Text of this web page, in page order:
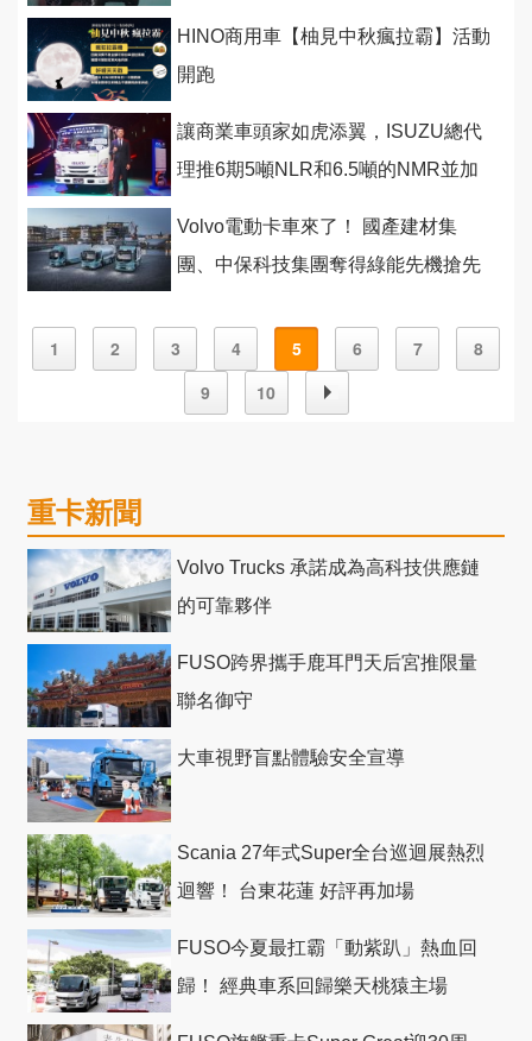
HINO商用車【柚見中秋瘋拉霸】活動
開跑
讓商業車頭家如虎添翼，ISUZU總代
理推6期5噸NLR和6.5噸的NMR並加
Volvo電動卡車來了！ 國產建材集
團、中保科技集團奪得綠能先機搶先
1 2 3 4 5 6 7
8
9
10
重卡新聞
Volvo Trucks 承諾成為高科技供應鏈
的可靠夥伴
FUSO跨界攜手鹿耳門天后宮推限量
聯名御守
大車視野盲點體驗安全宣導
Scania 27年式Super全台巡迴展熱烈
迴響！ 台東花蓮 好評再加場
FUSO今夏最扛霸「動紫趴」熱血回
歸！ 經典車系回歸樂天桃猿主場